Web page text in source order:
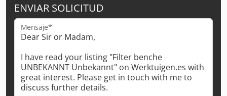
ENVIAR SOLICITUD
Mensaje*